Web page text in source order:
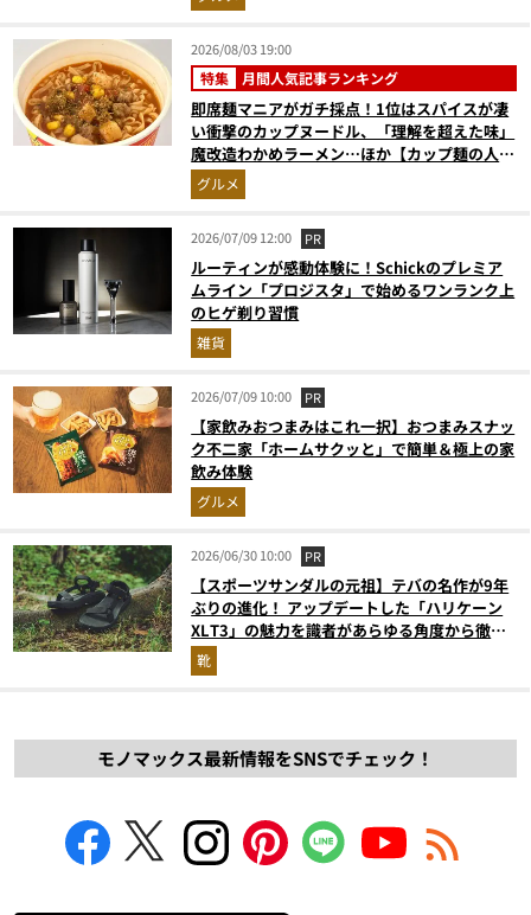
2026/08/03 19:00
特集 月間人気記事ランキング
即席麺マニアがガチ採点！1位はスパイスが凄
い衝撃のカップヌードル、「理解を超えた味」
魔改造わかめラーメン…ほか【カップ麺の人気
記事ランキングベスト3】（2026年6月版）
グルメ
2026/07/09 12:00 PR
ルーティンが感動体験に！Schickのプレミア
ムライン「プロジスタ」で始めるワンランク上
のヒゲ剃り習慣
雑貨
2026/07/09 10:00 PR
【家飲みおつまみはこれ一択】おつまみスナッ
ク不二家「ホームサクッと」で簡単＆極上の家
飲み体験
グルメ
2026/06/30 10:00 PR
【スポーツサンダルの元祖】テバの名作が9年
ぶりの進化！ アップデートした「ハリケーン
XLT3」の魅力を識者があらゆる角度から徹底
解説！
靴
モノマックス最新情報をSNSでチェック！